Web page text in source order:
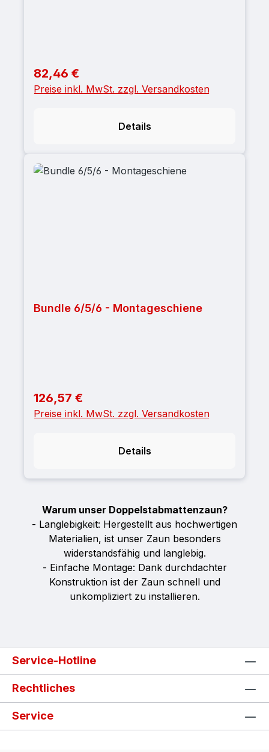
Regulärer Preis:
82,46 €
Preise inkl. MwSt. zzgl. Versandkosten
Details
Bundle 6/5/6 - Montageschiene
Regulärer Preis:
126,57 €
Preise inkl. MwSt. zzgl. Versandkosten
Details
Warum unser Doppelstabmattenzaun?
- Langlebigkeit: Hergestellt aus hochwertigen
Materialien, ist unser Zaun besonders
widerstandsfähig und langlebig.
- Einfache Montage: Dank durchdachter
Konstruktion ist der Zaun schnell und
unkompliziert zu installieren.
Service-Hotline
Rechtliches
Service